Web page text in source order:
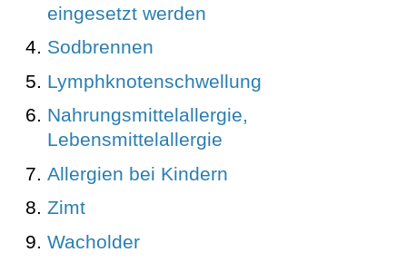
eingesetzt werden
Sodbrennen
Lymphknotenschwellung
Nahrungsmittelallergie,
Lebensmittelallergie
Allergien bei Kindern
Zimt
Wacholder